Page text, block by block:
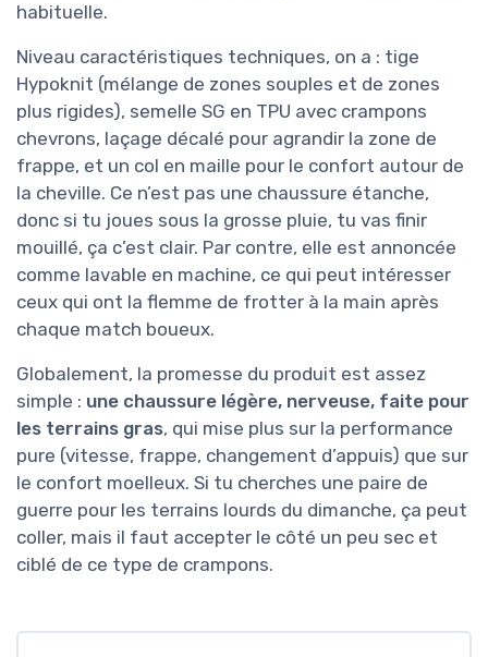
habituelle.
Niveau caractéristiques techniques, on a : tige
Hypoknit (mélange de zones souples et de zones
plus rigides), semelle SG en TPU avec crampons
chevrons, laçage décalé pour agrandir la zone de
frappe, et un col en maille pour le confort autour de
la cheville. Ce n’est pas une chaussure étanche,
donc si tu joues sous la grosse pluie, tu vas finir
mouillé, ça c’est clair. Par contre, elle est annoncée
comme lavable en machine, ce qui peut intéresser
ceux qui ont la flemme de frotter à la main après
chaque match boueux.
Globalement, la promesse du produit est assez
simple : une chaussure légère, nerveuse, faite pour
les terrains gras, qui mise plus sur la performance
pure (vitesse, frappe, changement d’appuis) que sur
le confort moelleux. Si tu cherches une paire de
guerre pour les terrains lourds du dimanche, ça peut
coller, mais il faut accepter le côté un peu sec et
ciblé de ce type de crampons.